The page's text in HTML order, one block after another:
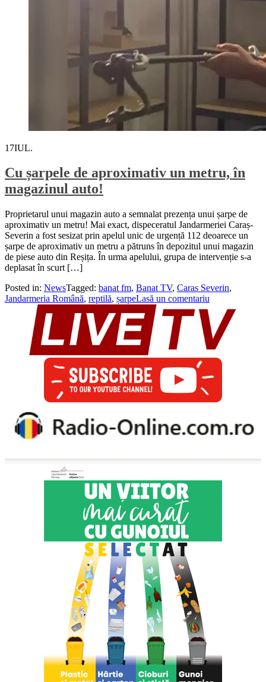
17IUL.
Cu șarpele de aproximativ un metru, în
magazinul auto!
Proprietarul unui magazin auto a semnalat prezența unui șarpe de
aproximativ un metru! Mai exact, dispeceratul Jandarmeriei Caraș-
Severin a fost sesizat prin apelul unic de urgență 112 deoarece un
șarpe de aproximativ un metru a pătruns în depozitul unui magazin
de piese auto din Reșița. În urma apelului, grupa de intervenție s-a
deplasat în scurt […]
Posted in: NewsTagged: banat fm, Banat TV, Caras Severin,
Jandarmeria Română, reptilă, șarpeLasă un comentariu